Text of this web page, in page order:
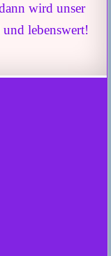
wird unser
lebenswert!